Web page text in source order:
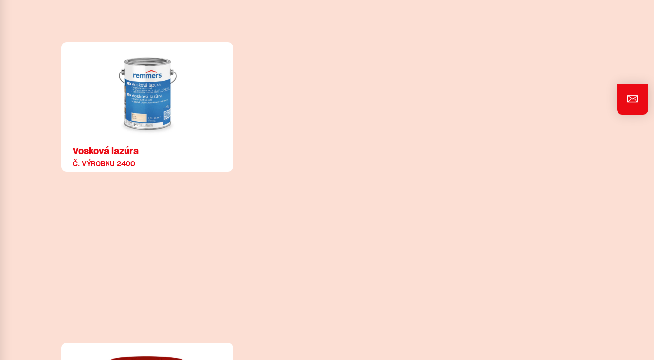
Vosková lazúra
Č. VÝROBKU 2400